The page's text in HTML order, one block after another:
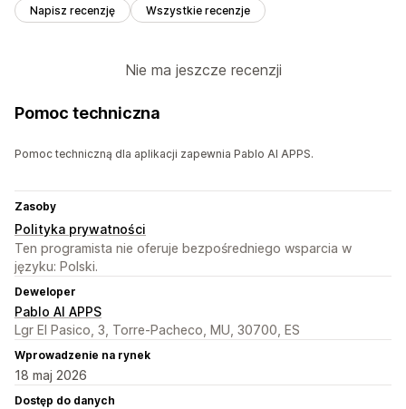
Napisz recenzję Wszystkie recenzje
Nie ma jeszcze recenzji
Pomoc techniczna
Pomoc techniczną dla aplikacji zapewnia Pablo AI APPS.
Zasoby
Polityka prywatności
Ten programista nie oferuje bezpośredniego wsparcia w
języku: Polski.
Deweloper
Pablo AI APPS
Lgr El Pasico, 3, Torre-Pacheco, MU, 30700, ES
Wprowadzenie na rynek
18 maj 2026
Dostęp do danych